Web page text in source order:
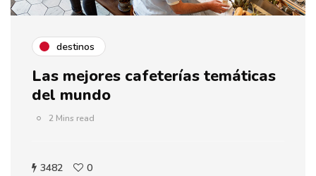
destinos
Las mejores cafeterías temáticas
del mundo
2 Mins read
3482 0